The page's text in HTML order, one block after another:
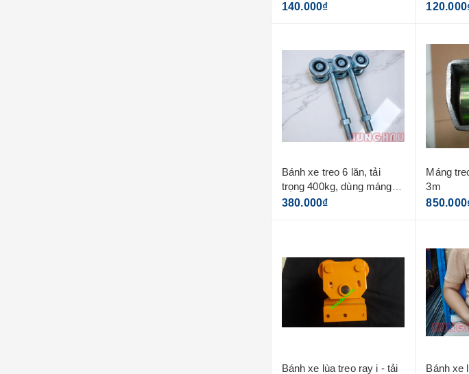
140.000₫
Bánh xe treo 6 lăn, tải
trọng 400kg, dùng máng
3.5mm
380.000₫
Máng
3m
Bánh xe lùa treo ray i - tải
Bánh xe